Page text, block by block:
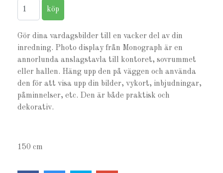
Gör dina vardagsbilder till en vacker del av din
inredning. Photo display från Monograph är en
annorlunda anslagstavla till kontoret, sovrummet
eller hallen. Häng upp den på väggen och använda
den för att visa upp din bilder, vykort, inbjudningar,
påminnelser, etc. Den är både praktisk och
dekorativ.
150 cm